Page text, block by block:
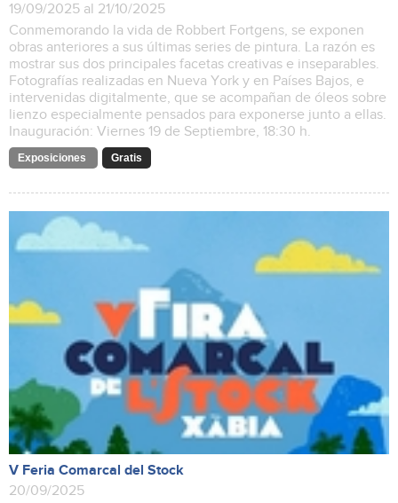
19/09/2025 al 21/10/2025
Conmemorando la vida de Robbert Fortgens, se exponen
obras anteriores a sus últimas series de pintura. La razón es
mostrar sus dos principales facetas creativas e inseparables.
Fotografías realizadas en Nueva York y en Países Bajos, e
intervenidas digitalmente, que se acompañan de óleos sobre
lienzo especialmente pensados para exponerse junto a ellas.
Inauguración: Viernes 19 de Septiembre, 18:30 h.
Exposiciones Gratis
V Feria Comarcal del Stock
20/09/2025